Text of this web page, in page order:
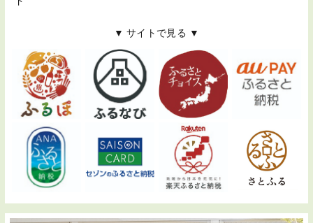
▼ サイトで見る ▼